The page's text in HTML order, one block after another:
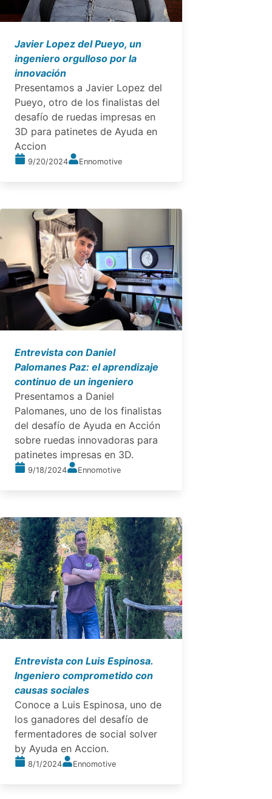
Javier Lopez del Pueyo, un
ingeniero orgulloso por la
innovación
Presentamos a Javier Lopez del
Pueyo, otro de los finalistas del
desafío de ruedas impresas en
3D para patinetes de Ayuda en
Accion
9/20/2024 Ennomotive
Entrevista con Daniel
Palomanes Paz: el aprendizaje
continuo de un ingeniero
Presentamos a Daniel
Palomanes, uno de los finalistas
del desafío de Ayuda en Acción
sobre ruedas innovadoras para
patinetes impresas en 3D.
9/18/2024 Ennomotive
Entrevista con Luis Espinosa.
Ingeniero comprometido con
causas sociales
Conoce a Luis Espinosa, uno de
los ganadores del desafío de
fermentadores de social solver
by Ayuda en Accion.
8/1/2024 Ennomotive